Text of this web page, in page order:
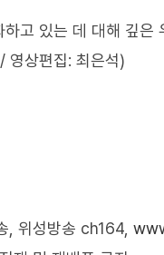
고 있는 데 대해 깊
영상편집: 최은석)
, 위성방송 ch164,